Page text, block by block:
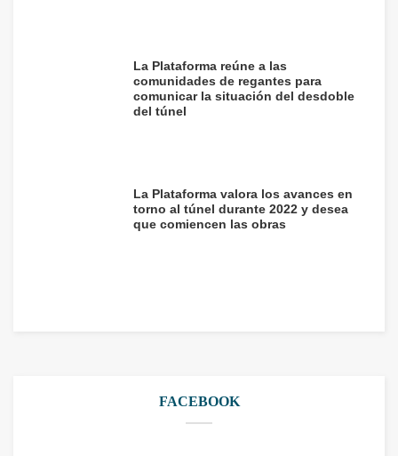
La Plataforma reúne a las
comunidades de regantes para
comunicar la situación del desdoble
del túnel
La Plataforma valora los avances en
torno al túnel durante 2022 y desea
que comiencen las obras
FACEBOOK